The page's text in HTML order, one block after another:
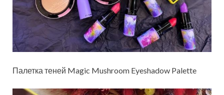
Палетка теней Magic Mushroom Eyeshadow Palette